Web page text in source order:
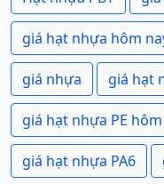
giá hạt nhựa hôm
giá nhựa giá hạt
giá hạt nhựa PE
giá hạt nhựa PA6